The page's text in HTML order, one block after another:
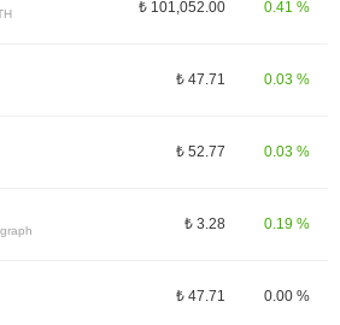
₺ 101,052.00 0.41 %
₺ 47.71 0.03 %
₺ 52.77 0.03 %
₺ 3.28 0.19 %
₺ 47.71 0.00 %